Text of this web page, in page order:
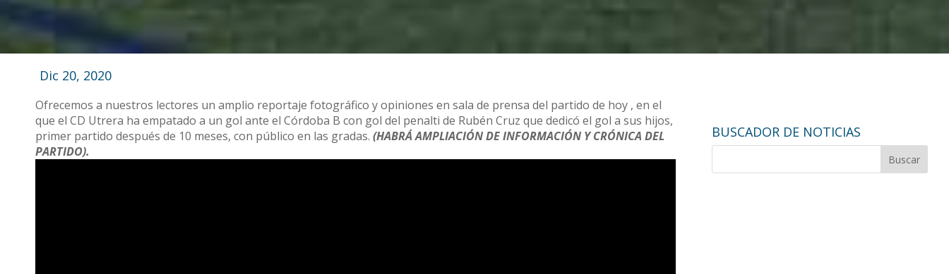
Dic 20, 2020
Ofrecemos a nuestros lectores un amplio reportaje fotográfico y opiniones en sala de prensa del partido de hoy , en el
que el CD Utrera ha empatado a un gol ante el Córdoba B con gol del penalti de Rubén Cruz que dedicó el gol a sus hijos,
primer partido después de 10 meses, con público en las gradas.(HABRÁ AMPLIACIÓN DE INFORMACIÓN Y CRÓNICA DEL
PARTIDO).
BUSCADOR DE NOTICIAS